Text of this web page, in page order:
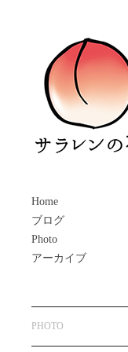
Home
ブログ
Photo
アーカイブ
PHOTO